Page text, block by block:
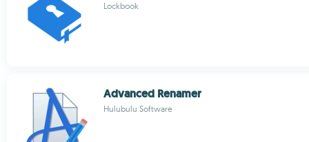
Lockbook
Advanced Renamer
Hulubulu Software